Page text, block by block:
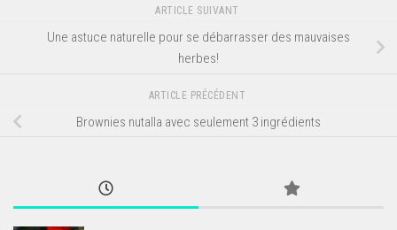
ARTICLE SUIVANT
Une astuce naturelle pour se débarrasser des mauvaises
herbes!
ARTICLE PRÉCÉDENT
Brownies nutalla avec seulement 3 ingrédients